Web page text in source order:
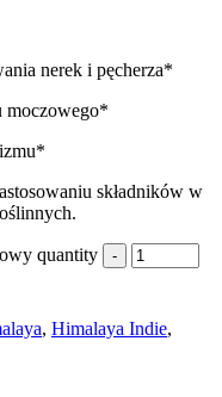
nerek i pęcherza*
moczowego*
składników w
quantity
, Himalaya Indie,